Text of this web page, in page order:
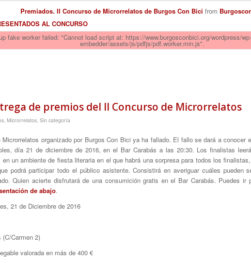
Premiados. II Concurso de Microrrelatos de Burgos Con Bici from
AL CONCURSO
fake worker failed: "Cannot load script at: https://www.burgosconbici.org/wordpress/
embedder/assets/js/pdfjs/pdf.worker.min.js".
de premios del II Concurso de Microrrelatos
, Microrrelatos, Sin categoría
organizado por Burgos Con Bici ya ha fallado. El fallo se dará a conocer
día 21 de diciembre de 2016, en el Bar Carabás a las 20:30. Los finalistas
un ambiente de fiesta literaria en el que habrá una sorpresa para todos los
podrá participar todo el público asistente. Consistirá en averiguar cuáles pueden
Quien acierte disfrutará de una consumición gratis en el Bar Carabás. Puedes ir
de abajo.
21 de Diciembre de 2016
(C/Carmen 2)
valorada en más de 400 €